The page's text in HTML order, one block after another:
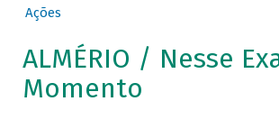
Ações
ALMÉRIO / Nesse
Momento